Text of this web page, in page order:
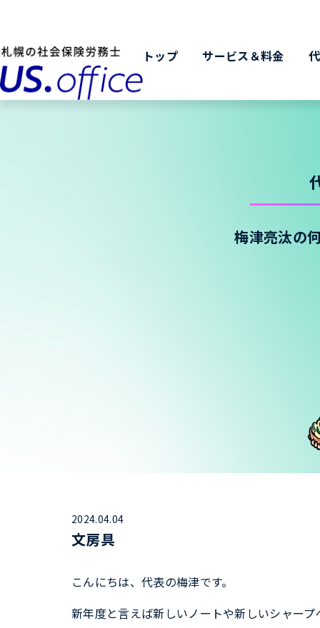
トップ サービス＆料金
梅津亮汰の
2024.04.04
文房具
こんにちは、代表の梅津です。
新年度と言えば新しいノートや新しいシャー